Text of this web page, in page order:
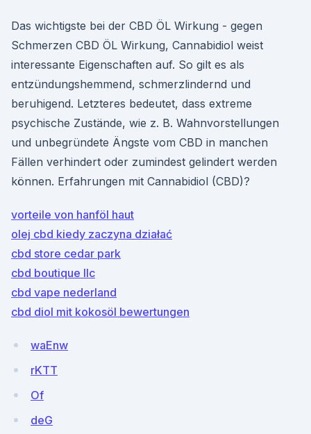
Das wichtigste bei der CBD ÖL Wirkung - gegen
Schmerzen CBD ÖL Wirkung, Cannabidiol weist
interessante Eigenschaften auf. So gilt es als
entzündungshemmend, schmerzlindernd und
beruhigend. Letzteres bedeutet, dass extreme
psychische Zustände, wie z. B. Wahnvorstellungen
und unbegründete Ängste vom CBD in manchen
Fällen verhindert oder zumindest gelindert werden
können. Erfahrungen mit Cannabidiol (CBD)?
vorteile von hanföl haut
olej cbd kiedy zaczyna działać
cbd store cedar park
cbd boutique llc
cbd vape nederland
cbd diol mit kokosöl bewertungen
waEnw
rKTT
Of
deG